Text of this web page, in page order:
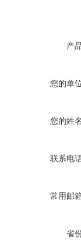
产
您的单
您的姓
联系电
常用邮
省